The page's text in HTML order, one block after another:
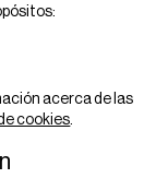
acerca de las
cookies.